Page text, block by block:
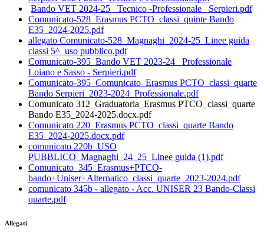
Bando VET 2024-25_ Tecnico -Professionale _Serpieri.pdf
Comunicato-528_Erasmus PCTO_classi_quinte Bando
E35_2024-2025.pdf
allegato Comunicato-528_Magnaghi_2024-25_Linee guida
classi 5^_uso pubblico.pdf
Comunicato-395_Bando VET 2023-24_ Professionale
Loiano e Sasso - Serpieri.pdf
Comunicato-395_Comunicato_Erasmus PCTO_classi_quarte
Bando Serpieri_2023-2024_Professionale.pdf
Comunicato 312_Graduatoria_Erasmus PTCO_classi_quarte
Bando E35_2024-2025.docx.pdf
Comunicato 220_Erasmus PCTO_classi_quarte Bando
E35_2024-2025.docx.pdf
comunicato 220b_USO
PUBBLICO_Magnaghi_24_25_Linee guida (1).pdf
Comunicato_345_Erasmus+PTCO-
bando+Uniser+Alternatico_classi_quarte_2023-2024.pdf
comunicato 345b - allegato - Acc. UNISER 23 Bando-Classi
quarte.pdf
Allegati